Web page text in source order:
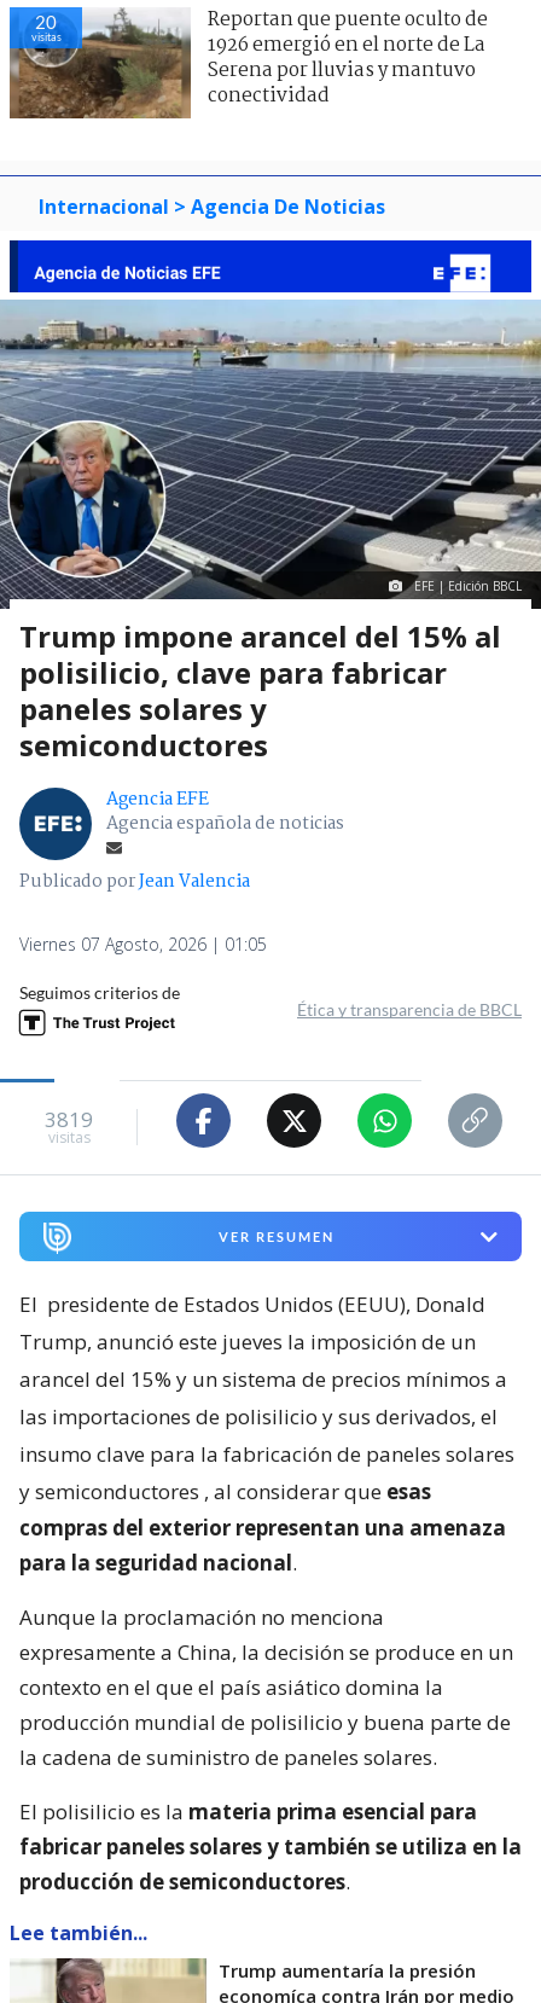
20
visitas
Reportan que puente oculto de
1926 emergió en el norte de La
Serena por lluvias y mantuvo
conectividad
Internacional > Agencia De Noticias
EFE | Edición BBCL
Trump impone arancel del 15% al
polisilicio, clave para fabricar
paneles solares y
semiconductores
Agencia EFE
Agencia española de noticias
Publicado porJean Valencia
Viernes 07 Agosto, 2026 | 01:05
Seguimos criterios de
Ética y transparencia de BBCL
3819
visitas
VER RESUMEN
El presidente de Estados Unidos (EEUU), Donald
Trump, anunció este jueves la imposición de un
arancel del 15% y un sistema de precios mínimos a
las importaciones de polisilicio y sus derivados, el
insumo clave para la fabricación de paneles solares
y semiconductores , al considerar que esas
compras del exterior representan una amenaza
para la seguridad nacional.
Aunque la proclamación no menciona
expresamente a China, la decisión se produce en un
contexto en el que el país asiático domina la
producción mundial de polisilicio y buena parte de
la cadena de suministro de paneles solares.
El polisilicio es la materia prima esencial para
fabricar paneles solares y también se utiliza en la
producción de semiconductores.
Lee también...
Trump aumentaría la presión
economíca contra Irán por medio